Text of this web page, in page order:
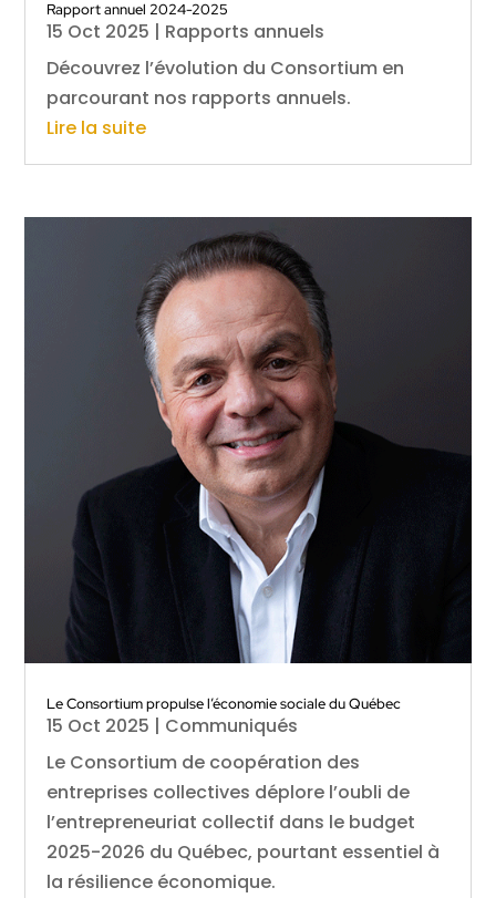
Rapport annuel 2024-2025
15 Oct 2025 | Rapports annuels
Découvrez l’évolution du Consortium en
parcourant nos rapports annuels.
Lire la suite
Le Consortium propulse l’économie sociale du Québec
15 Oct 2025 | Communiqués
Le Consortium de coopération des
entreprises collectives déplore l’oubli de
l’entrepreneuriat collectif dans le budget
2025-2026 du Québec, pourtant essentiel à
la résilience économique.